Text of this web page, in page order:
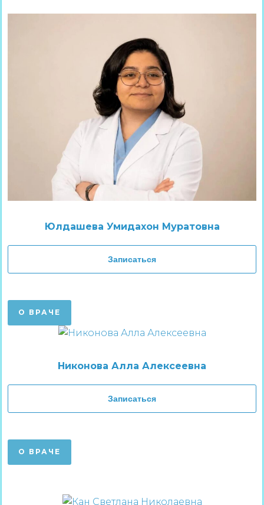
Юлдашева Умидахон Муратовна
Записаться
О ВРАЧЕ
Никонова Алла Алексеевна
Записаться
О ВРАЧЕ